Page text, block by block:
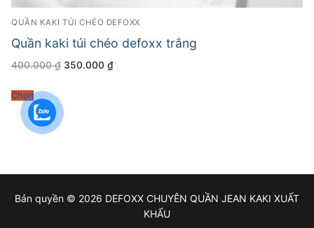
QUẦN KAKI TÚI CHÉO DEFOXX
Quần kaki túi chéo defoxx trắng
400.000₫ Giá
350.000 ₫Giá
Chọn
Bản quyền © 2026 DEFOXX CHUYÊN QUẦN JEAN KAKI XUẤT
KHẨU